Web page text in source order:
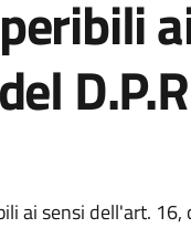
ai sensi dell'art. 16,